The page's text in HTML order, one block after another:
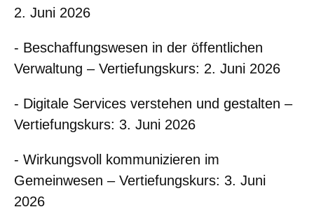
2. Juni 2026
- Beschaffungswesen in der öffentlichen
Verwaltung – Vertiefungskurs: 2. Juni 2026
- Digitale Services verstehen und gestalten –
Vertiefungskurs: 3. Juni 2026
- Wirkungsvoll kommunizieren im
Gemeinwesen – Vertiefungskurs: 3. Juni
2026